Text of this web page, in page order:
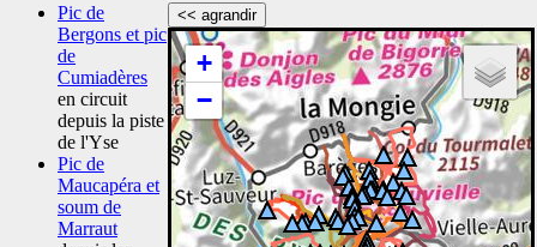
<< agrandir
+
−
Pic de
Bergons et pic
de
Cumiadères
en circuit
depuis la piste
de l'Yse
Pic de
Maucapéra et
soum de
Marraut